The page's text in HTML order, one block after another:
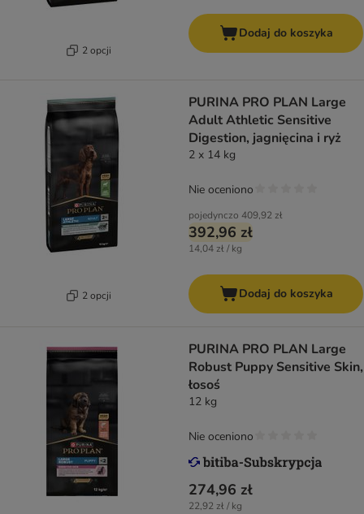
2 opcji
Dodaj do koszyka
2 opcji
PURINA PRO PLAN Large
Adult Athletic Sensitive
Digestion, jagnięcina i ryż
2 x 14 kg
pojedynczo 409,92 zł
392,96 zł
14,04 zł / kg
Nie oceniono
Dodaj do koszyka
PURINA PRO PLAN Large
Robust Puppy Sensitive Skin,
łosoś
12 kg
274,96 zł
22,92 zł / kg
Nie oceniono